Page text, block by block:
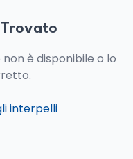
è disponibile o lo
interpelli